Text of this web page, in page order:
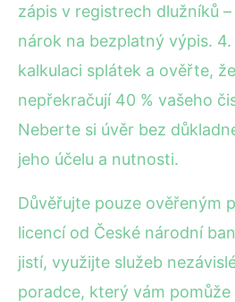
zápis v registrech dlužníků
nárok na bezplatný výpis. 4.
kalkulaci splátek a ověřte,
nepřekračují 40 % vašeho
Neberte si úvěr bez
jeho účelu a nutnosti.
Důvěřujte pouze ověřeným
licencí od České národní
jistí, využijte služeb
poradce, který vám